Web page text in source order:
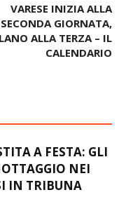
VARESE INIZIA ALLA
SECONDA GIORNATA,
ALLA TERZA – IL
CALENDARIO
A FESTA: GLI
NEI
IN TRIBUNA